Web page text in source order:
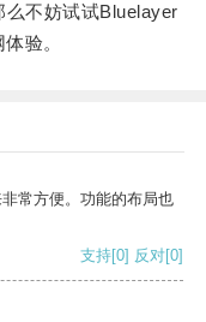
不妨试试Bluelayer
验。
常方便。功能的布局也
支持[0] 反对[0]